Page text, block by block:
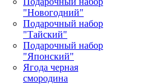
"Новогодний"
Подарочный набор
"Тайский"
Подарочный набор
"Японский"
Ягода черная
смородина